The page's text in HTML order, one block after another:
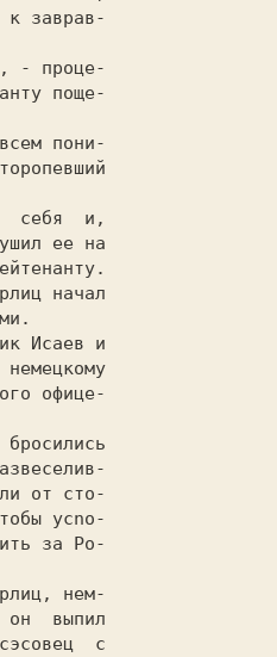
к зaвpaв-
поще-
ее на
начал
oфице-
от сто-
ycno-
за Po-
он  выпил
с